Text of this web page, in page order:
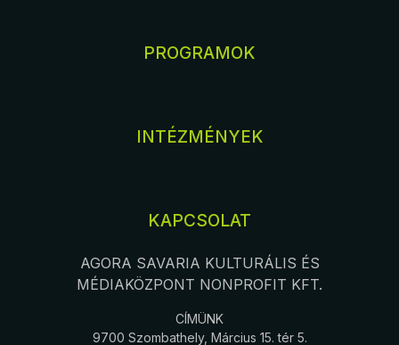
PROGRAMOK
INTÉZMÉNYEK
KAPCSOLAT
AGORA SAVARIA KULTURÁLIS ÉS
MÉDIAKÖZPONT NONPROFIT KFT.
CÍMÜNK
9700 Szombathely, Március 15. tér 5.